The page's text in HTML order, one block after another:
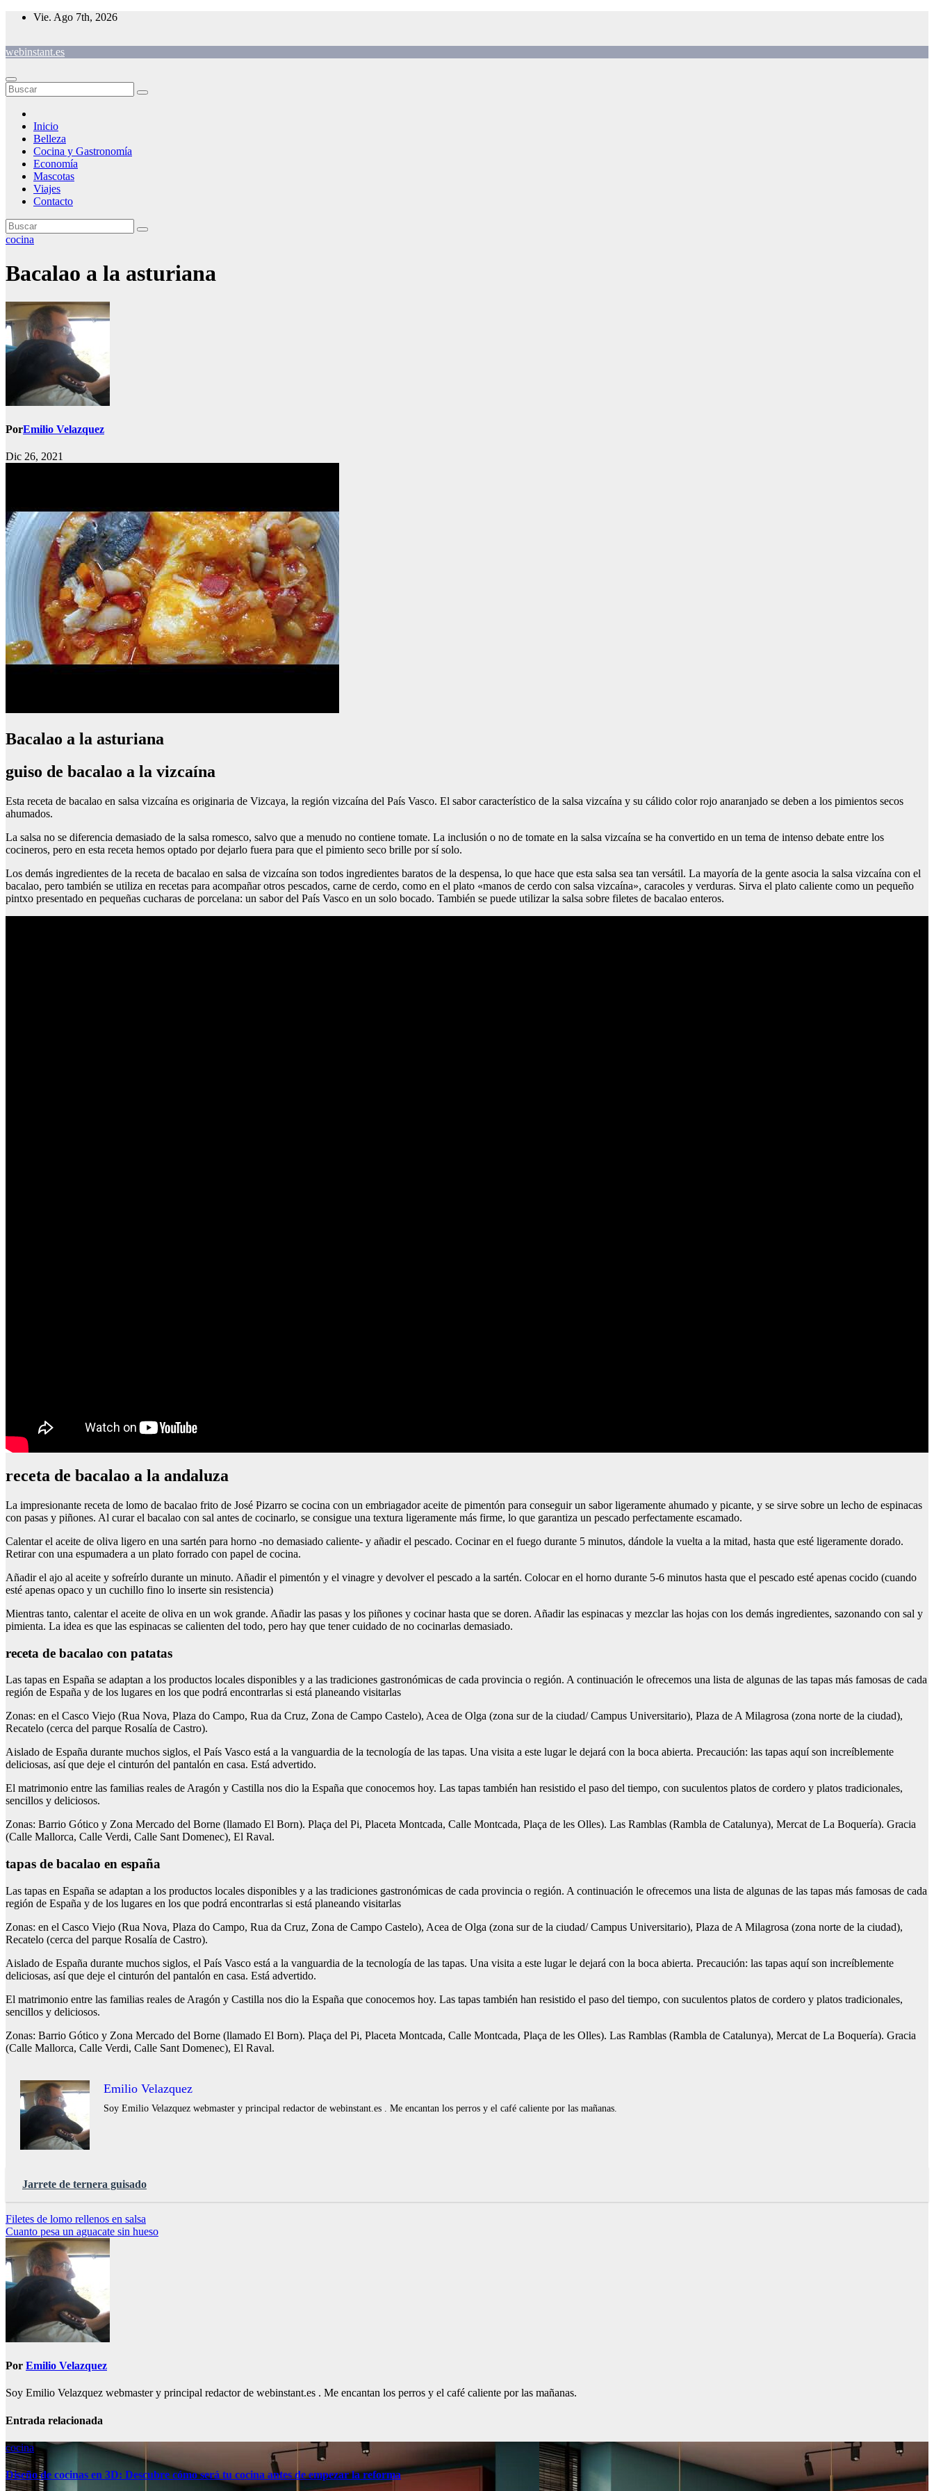
Saltar
Vie. Ago 7th, 2026
webinstant.es
Inicio
Belleza
Cocina y Gastronomía
Economía
Mascotas
Viajes
Contacto
cocina
Bacalao a la asturiana
PorEmilio Velazquez
Dic 26, 2021
Bacalao a la asturiana
guiso de bacalao a la vizcaína
Esta receta de bacalao en salsa vizcaína es originaria de Vizcaya, la región vizcaína del País Vasco. El sabor característico de la salsa vizcaína y su cálido color rojo anaranjado se deben a los pimientos secos
ahumados.
La salsa no se diferencia demasiado de la salsa romesco, salvo que a menudo no contiene tomate. La inclusión o no de tomate en la salsa vizcaína se ha convertido en un tema de intenso debate entre los
cocineros, pero en esta receta hemos optado por dejarlo fuera para que el pimiento seco brille por sí solo.
Los demás ingredientes de la receta de bacalao en salsa de vizcaína son todos ingredientes baratos de la despensa, lo que hace que esta salsa sea tan versátil. La mayoría de la gente asocia la salsa vizcaína con el
bacalao, pero también se utiliza en recetas para acompañar otros pescados, carne de cerdo, como en el plato «manos de cerdo con salsa vizcaína», caracoles y verduras. Sirva el plato caliente como un pequeño
pintxo presentado en pequeñas cucharas de porcelana: un sabor del País Vasco en un solo bocado. También se puede utilizar la salsa sobre filetes de bacalao enteros.
receta de bacalao a la andaluza
La impresionante receta de lomo de bacalao frito de José Pizarro se cocina con un embriagador aceite de pimentón para conseguir un sabor ligeramente ahumado y picante, y se sirve sobre un lecho de espinacas
con pasas y piñones. Al curar el bacalao con sal antes de cocinarlo, se consigue una textura ligeramente más firme, lo que garantiza un pescado perfectamente escamado.
Calentar el aceite de oliva ligero en una sartén para horno -no demasiado caliente- y añadir el pescado. Cocinar en el fuego durante 5 minutos, dándole la vuelta a la mitad, hasta que esté ligeramente dorado.
Retirar con una espumadera a un plato forrado con papel de cocina.
Añadir el ajo al aceite y sofreírlo durante un minuto. Añadir el pimentón y el vinagre y devolver el pescado a la sartén. Colocar en el horno durante 5-6 minutos hasta que el pescado esté apenas cocido (cuando
esté apenas opaco y un cuchillo fino lo inserte sin resistencia)
Mientras tanto, calentar el aceite de oliva en un wok grande. Añadir las pasas y los piñones y cocinar hasta que se doren. Añadir las espinacas y mezclar las hojas con los demás ingredientes, sazonando con sal y
pimienta. La idea es que las espinacas se calienten del todo, pero hay que tener cuidado de no cocinarlas demasiado.
receta de bacalao con patatas
Las tapas en España se adaptan a los productos locales disponibles y a las tradiciones gastronómicas de cada provincia o región. A continuación le ofrecemos una lista de algunas de las tapas más famosas de cada
región de España y de los lugares en los que podrá encontrarlas si está planeando visitarlas
Zonas: en el Casco Viejo (Rua Nova, Plaza do Campo, Rua da Cruz, Zona de Campo Castelo), Acea de Olga (zona sur de la ciudad/ Campus Universitario), Plaza de A Milagrosa (zona norte de la ciudad),
Recatelo (cerca del parque Rosalía de Castro).
Aislado de España durante muchos siglos, el País Vasco está a la vanguardia de la tecnología de las tapas. Una visita a este lugar le dejará con la boca abierta. Precaución: las tapas aquí son increíblemente
deliciosas, así que deje el cinturón del pantalón en casa. Está advertido.
El matrimonio entre las familias reales de Aragón y Castilla nos dio la España que conocemos hoy. Las tapas también han resistido el paso del tiempo, con suculentos platos de cordero y platos tradicionales,
sencillos y deliciosos.
Zonas: Barrio Gótico y Zona Mercado del Borne (llamado El Born). Plaça del Pi, Placeta Montcada, Calle Montcada, Plaça de les Olles). Las Ramblas (Rambla de Catalunya), Mercat de La Boquería). Gracia
(Calle Mallorca, Calle Verdi, Calle Sant Domenec), El Raval.
tapas de bacalao en españa
Las tapas en España se adaptan a los productos locales disponibles y a las tradiciones gastronómicas de cada provincia o región. A continuación le ofrecemos una lista de algunas de las tapas más famosas de cada
región de España y de los lugares en los que podrá encontrarlas si está planeando visitarlas
Zonas: en el Casco Viejo (Rua Nova, Plaza do Campo, Rua da Cruz, Zona de Campo Castelo), Acea de Olga (zona sur de la ciudad/ Campus Universitario), Plaza de A Milagrosa (zona norte de la ciudad),
Recatelo (cerca del parque Rosalía de Castro).
Aislado de España durante muchos siglos, el País Vasco está a la vanguardia de la tecnología de las tapas. Una visita a este lugar le dejará con la boca abierta. Precaución: las tapas aquí son increíblemente
deliciosas, así que deje el cinturón del pantalón en casa. Está advertido.
El matrimonio entre las familias reales de Aragón y Castilla nos dio la España que conocemos hoy. Las tapas también han resistido el paso del tiempo, con suculentos platos de cordero y platos tradicionales,
sencillos y deliciosos.
Zonas: Barrio Gótico y Zona Mercado del Borne (llamado El Born). Plaça del Pi, Placeta Montcada, Calle Montcada, Plaça de les Olles). Las Ramblas (Rambla de Catalunya), Mercat de La Boquería). Gracia
(Calle Mallorca, Calle Verdi, Calle Sant Domenec), El Raval.
Emilio Velazquez
Soy Emilio Velazquez webmaster y principal redactor de webinstant.es . Me encantan los perros y el café caliente por las mañanas.
Jarrete de ternera guisado
Navegación
de
entradas
Filetes de lomo rellenos en salsa
Cuanto pesa un aguacate sin hueso
Por Emilio Velazquez
Soy Emilio Velazquez webmaster y principal redactor de webinstant.es . Me encantan los perros y el café caliente por las mañanas.
Entrada relacionada
cocina
Diseño de cocinas en 3D: Descubre cómo será tu cocina antes de empezar la reforma